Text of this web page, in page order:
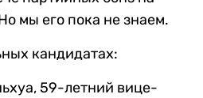
мы его пока не знаем.
кандидатах:
59-летний вице-